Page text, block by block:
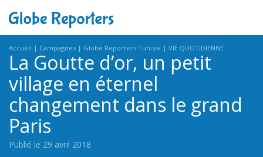
Accueil Campagnes Globe Reporters Tunisie VIE QUOTIDIENNE
La Goutte d’or, un petit
village en éternel
changement dans le grand
Paris
Publié le 29 avril 2018